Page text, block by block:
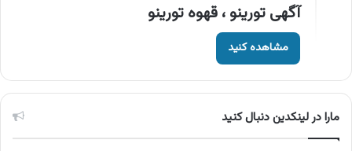
آگهی تورینو ، قهوه تورینو
مشاهده کنید
مارا در لینکدین دنبال کنید